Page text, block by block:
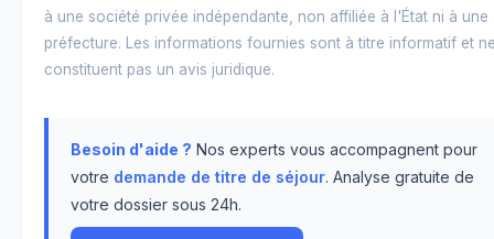
à une société privée indépendante, non affiliée à l'État ni à une
préfecture. Les informations fournies sont à titre informatif et
constituent pas un avis juridique.
Besoin d'aide ? Nos experts vous accompagnent pour
votre demande de titre de séjour. Analyse gratuite de
votre dossier sous 24h.